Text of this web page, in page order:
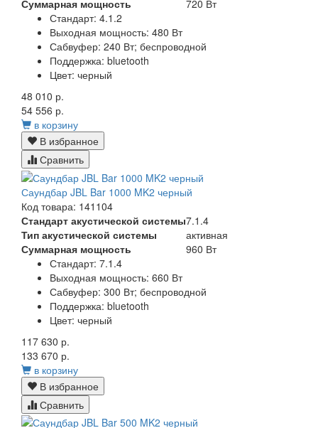
Суммарная мощность
720 Вт
Стандарт: 4.1.2
Выходная мощность: 480 Вт
Сабвуфер: 240 Вт; беспроводной
Поддержка: bluetooth
Цвет: черный
48 010 р.
54 556 р.
в корзину
В избранное
Сравнить
Саундбар JBL Bar 1000 MK2 черный
Код товара: 141104
Стандарт акустической системы7.1.4
Тип акустической системы
активная
Суммарная мощность
960 Вт
Стандарт: 7.1.4
Выходная мощность: 660 Вт
Сабвуфер: 300 Вт; беспроводной
Поддержка: bluetooth
Цвет: черный
117 630 р.
133 670 р.
в корзину
В избранное
Сравнить